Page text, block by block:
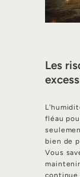
Les
fléau
bien de
Vous
continue